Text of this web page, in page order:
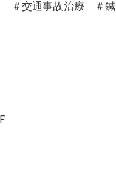
交通事故治療 ＃